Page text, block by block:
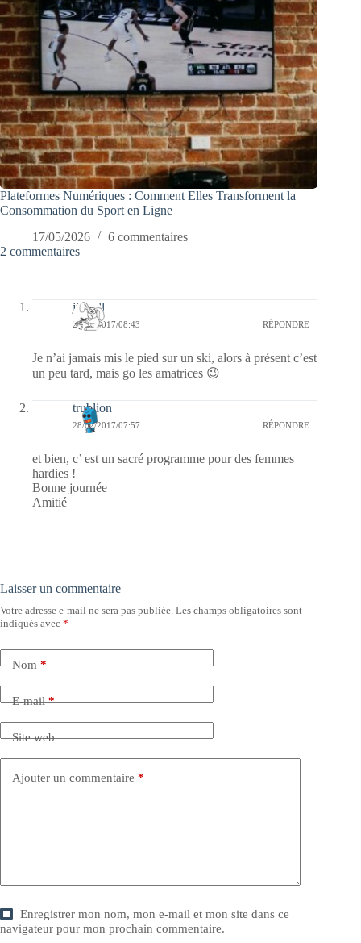
Plateformes Numériques : Comment Elles Transforment la
Consommation du Sport en Ligne
17/05/2026
6 commentaires
2 commentaires
jill bill
28/02/2017/08:43 RÉPONDRE
Je n’ai jamais mis le pied sur un ski, alors à présent c’est
un peu tard, mais go les amatrices 😉
trublion
28/02/2017/07:57 RÉPONDRE
et bien, c’ est un sacré programme pour des femmes
hardies !
Bonne journée
Amitié
Laisser un commentaire
Votre adresse e-mail ne sera pas publiée. Les champs obligatoires sont
indiqués avec *
Nom*
E-mail*
Site web
Ajouter un commentaire *
Enregistrer mon nom, mon e-mail et mon site dans ce
navigateur pour mon prochain commentaire.